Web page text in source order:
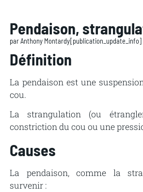
Pendaison,
parAnthony Montardy[publication_update_info]
Définition
La pendaison est une
cou.
La strangulation (ou
constriction du cou ou une
Causes
La pendaison, comme la
survenir :